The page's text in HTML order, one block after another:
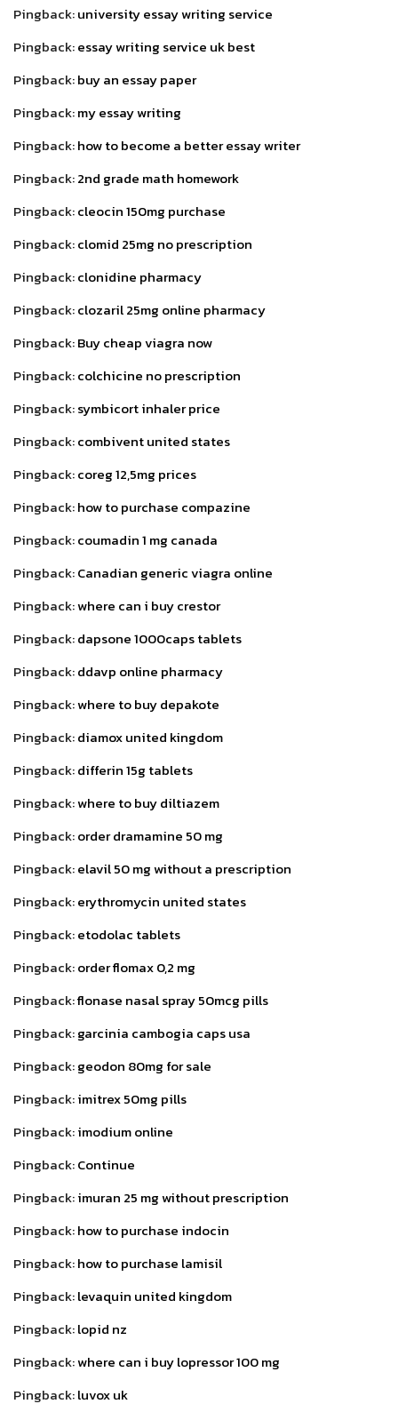
Pingback:university essay writing service
Pingback:essay writing service uk best
Pingback:buy an essay paper
Pingback:my essay writing
Pingback:how to become a better essay writer
Pingback:2nd grade math homework
Pingback:cleocin 150mg purchase
Pingback:clomid 25mg no prescription
Pingback:clonidine pharmacy
Pingback:clozaril 25mg online pharmacy
Pingback:Buy cheap viagra now
Pingback:colchicine no prescription
Pingback:symbicort inhaler price
Pingback:combivent united states
Pingback:coreg 12,5mg prices
Pingback:how to purchase compazine
Pingback:coumadin 1 mg canada
Pingback:Canadian generic viagra online
Pingback:where can i buy crestor
Pingback:dapsone 1000caps tablets
Pingback:ddavp online pharmacy
Pingback:where to buy depakote
Pingback:diamox united kingdom
Pingback:differin 15g tablets
Pingback:where to buy diltiazem
Pingback:order dramamine 50 mg
Pingback:elavil 50 mg without a prescription
Pingback:erythromycin united states
Pingback:etodolac tablets
Pingback:order flomax 0,2 mg
Pingback:flonase nasal spray 50mcg pills
Pingback:garcinia cambogia caps usa
Pingback:geodon 80mg for sale
Pingback:imitrex 50mg pills
Pingback:imodium online
Pingback:Continue
Pingback:imuran 25 mg without prescription
Pingback:how to purchase indocin
Pingback:how to purchase lamisil
Pingback:levaquin united kingdom
Pingback:lopid nz
Pingback:where can i buy lopressor 100 mg
Pingback:luvox uk